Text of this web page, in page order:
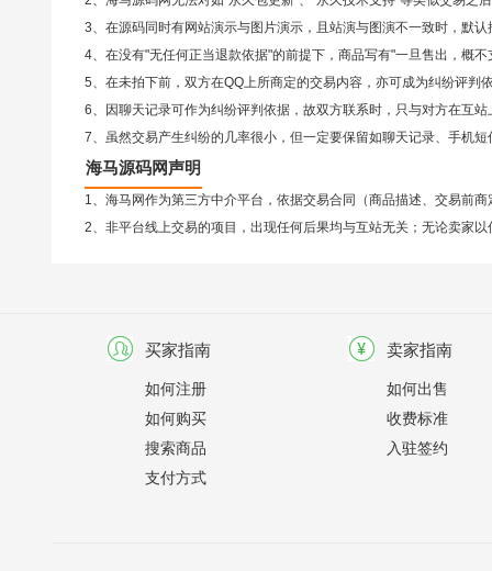
3、在源码同时有网站演示与图片演示，且站演与图演不一致时，默
4、在没有"无任何正当退款依据"的前提下，商品写有"一旦售出，概
5、在未拍下前，双方在QQ上所商定的交易内容，亦可成为纠纷评判
6、因聊天记录可作为纠纷评判依据，故双方联系时，只与对方在互
7、虽然交易产生纠纷的几率很小，但一定要保留如聊天记录、手机
海马源码网声明
1、海马网作为第三方中介平台，依据交易合同（商品描述、交易前
2、非平台线上交易的项目，出现任何后果均与互站无关；无论卖家
买家指南
如何注册
如何购买
搜索商品
支付方式
卖家指南
如何出售
收费标准
入驻签约